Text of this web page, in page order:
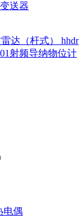
送器
达（杆式） hhdr
射频导纳物位计
电偶